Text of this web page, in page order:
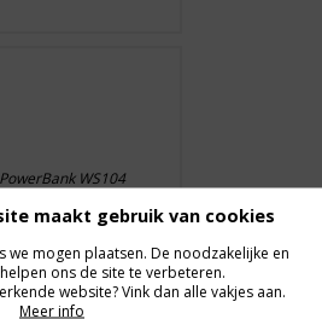
maakt gebruik van cookies
we mogen plaatsen. De noodzakelijke en
ons de site te verbeteren.
website? Vink dan alle vakjes aan.
Meer info